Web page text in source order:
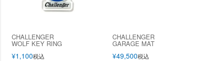
CHALLENGER
WOLF KEY RING
¥1,100税込
CHALLENGER
GARAGE MAT
¥49,500税込